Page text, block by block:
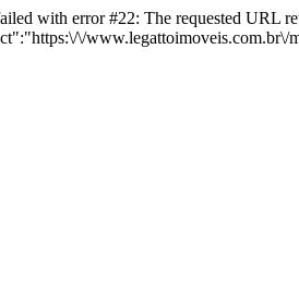
with error #22: The requested URL
\/www.legattoimoveis.com.br\/